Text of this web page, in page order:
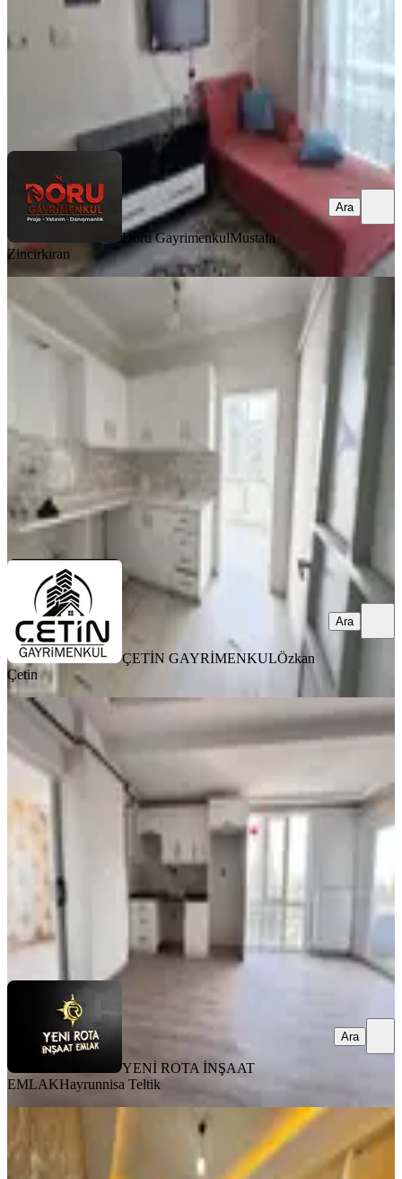
Mustafa Zincirkıran
Doru GayrimenkulMustafa
Zincirkıran
Ara
Çetin Gayrimenkul'den Çarsı Valilik
Arkası Kiralık 2+1 Ofis & Ev
Dulkadiroğlu, İsa Divanlı Mahallesi
01.08.2026
13.500 ₺
ÇETİN GAYRİMENKULÖzkan Çetin
Ara
ÇETİN GAYRİMENKULÖzkan
Çetin
Ara
MANZARALI
Yeni Rota'dan Emniyet Müdürlüğü
Yanı Sıfır Lüx 2+0 Kiralık Daire
Dulkadiroğlu, Bahçeli Evler Mahallesi
2+0·80 m²·3. Kat 31.07.2026
17.000 ₺
YENİ ROTA İNŞAAT EMLAK
Ara
YENİ ROTA İNŞAAT
EMLAKHayrunnisa Teltik
Ara
Yeni Rota'dan Emniyet Müdürlüğü
Yanı Lüx 2+1 Kiralık Daire